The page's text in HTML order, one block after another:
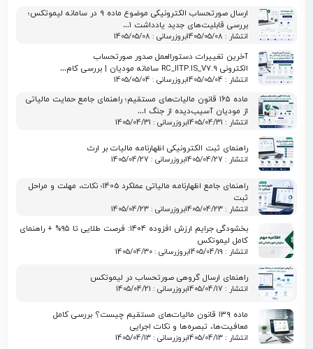
ارسال صورتحساب الکترونیکی موضوع ماده ۹ در سامانه لیموتکس؛
بررسی قابلیت‌های جدید یادداشت ۱…
انتشار : 1405/05/08 بروزرسانی : 1405/05/08
آخرین تغییرات دستورالعمل صدور صورتحساب
الکترونی RC_IITP.IS_V7.9 سامانه مودیان | بررسی کام…
انتشار : 1405/05/04 بروزرسانی : 1405/05/04
ماده ۱۶۵ قانون مالیات‌های مستقیم؛ راهنمای جامع حمایت مالیاتی
از مودیان آسیب‌دیده از جنگ ا…
انتشار : 1405/04/31 بروزرسانی : 1405/04/31
راهنمای ثبت الکترونیکی اظهارنامه مالیات بر ارث
انتشار : 1405/04/27 بروزرسانی : 1405/04/27
راهنمای جامع اظهارنامه مالیاتی عملکرد 1405؛ نکات، مهلت و مراحل
ثبت
انتشار : 1405/04/23 بروزرسانی : 1405/04/23
بخشودگی جرایم ارزش افزوده ۱۴۰۴: فرصت طلایی تا ۹۵% + راهنمای
کامل لیموتکس
انتشار : 1405/04/19 بروزرسانی : 1405/04/30
راهنمای ارسال گروهی صورتحساب در لیموتکس
انتشار : 1405/04/17 بروزرسانی : 1405/04/21
ماده ۱۳۹ قانون مالیات‌های مستقیم چیست؟ بررسی کامل
معافیت‌ها، تبصره‌ها و نکات اجرایی
انتشار : 1405/04/13 بروزرسانی : 1405/04/13